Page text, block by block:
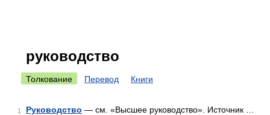
руководство
Толкование Перевод Книги
1 Руководство — см. «Высшее руководство». Источник …